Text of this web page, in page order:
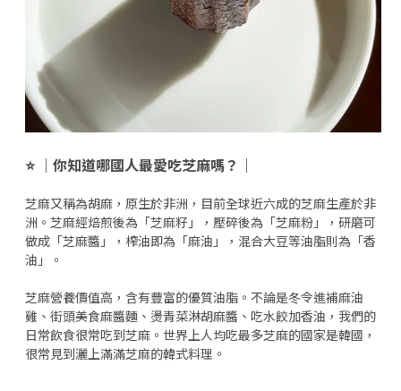
⭐️ ｜你知道哪國人最愛吃芝麻嗎？｜
芝麻又稱為胡麻，原生於非洲，目前全球近六成的芝麻生產於非
洲。芝麻經焙煎後為「芝麻籽」，壓碎後為「芝麻粉」，研磨可
做成「芝麻醬」，榨油即為「麻油」，混合大豆等油脂則為「香
油」。
芝麻營養價值高，含有豐富的優質油脂。不論是冬令進補麻油
雞、街頭美食麻醬麵、燙青菜淋胡麻醬、吃水餃加香油，我們的
日常飲食很常吃到芝麻。世界上人均吃最多芝麻的國家是韓國，
很常見到灑上滿滿芝麻的韓式料理。